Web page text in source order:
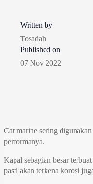
Written by
Tosadah
Published on
07 Nov 2022
Cat marine sering
performanya.
Kapal sebagian besar
pasti akan terkena korosi